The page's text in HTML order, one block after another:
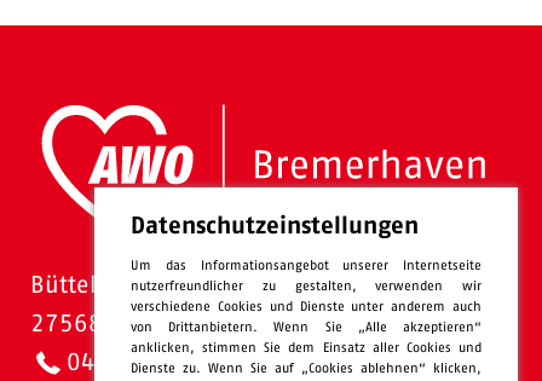
Bütteler Straße 1
27568 Bremerhaven
0471 - 95 47-0
Datenschutzeinstellungen
Um das Informationsangebot unserer Internetseite
nutzerfreundlicher zu gestalten, verwenden wir
verschiedene Cookies und Dienste unter anderem auch
von Drittanbietern. Wenn Sie „Alle akzeptieren“
anklicken, stimmen Sie dem Einsatz aller Cookies und
Dienste zu. Wenn Sie auf „Cookies ablehnen“ klicken,